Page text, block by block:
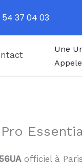
Une
officiel à
54 37 04 03